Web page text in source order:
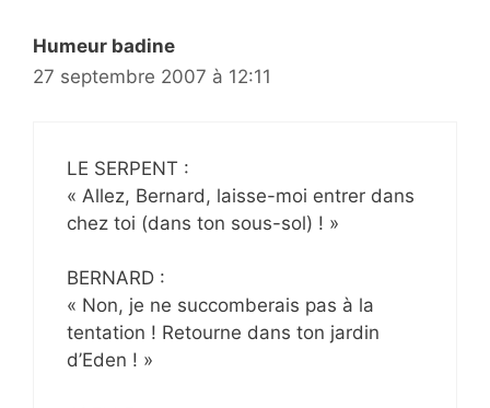
Humeur badine
27 septembre 2007 à 12:11
LE SERPENT :
« Allez, Bernard, laisse-moi entrer dans
chez toi (dans ton sous-sol) ! »
BERNARD :
« Non, je ne succomberais pas à la
tentation ! Retourne dans ton jardin
d’Eden ! »